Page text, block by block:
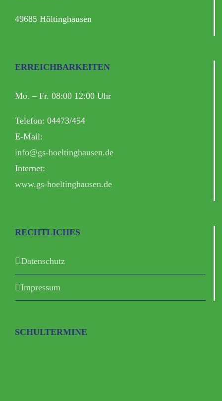
49685 Höltinghausen
ERREICHBARKEITEN
Mo. – Fr. 08:00 12:00 Uhr
Telefon: 04473/454
E-Mail:
info@gs-hoeltinghausen.de
Internet:
www.gs-hoeltinghausen.de
RECHTLICHES
Datenschutz
Impressum
SCHULTERMINE